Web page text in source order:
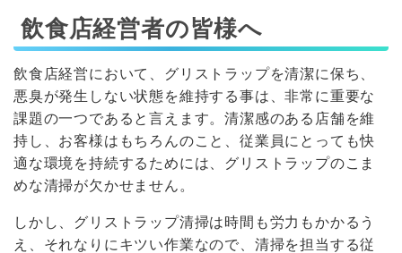
飲食店経営者の皆様へ
飲食店経営において、グリストラップを清潔に保ち、
悪臭が発生しない状態を維持する事は、非常に重要な
課題の一つであると言えます。清潔感のある店舗を維
持し、お客様はもちろんのこと、従業員にとっても快
適な環境を持続するためには、グリストラップのこま
めな清掃が欠かせません。
しかし、グリストラップ清掃は時間も労力もかかるう
え、それなりにキツい作業なので、清掃を担当する従